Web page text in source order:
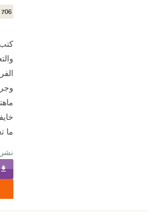
706
ما
نشر